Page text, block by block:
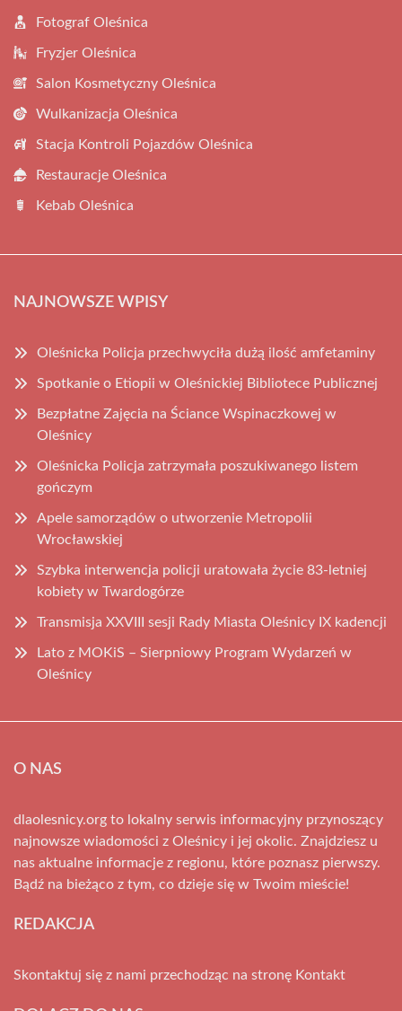
Fotograf Oleśnica
Fryzjer Oleśnica
Salon Kosmetyczny Oleśnica
Wulkanizacja Oleśnica
Stacja Kontroli Pojazdów Oleśnica
Restauracje Oleśnica
Kebab Oleśnica
NAJNOWSZE WPISY
Oleśnicka Policja przechwyciła dużą ilość amfetaminy
Spotkanie o Etiopii w Oleśnickiej Bibliotece Publicznej
Bezpłatne Zajęcia na Ściance Wspinaczkowej w
Oleśnicy
Oleśnicka Policja zatrzymała poszukiwanego listem
gończym
Apele samorządów o utworzenie Metropolii
Wrocławskiej
Szybka interwencja policji uratowała życie 83-letniej
kobiety w Twardogórze
Transmisja XXVIII sesji Rady Miasta Oleśnicy IX kadencji
Lato z MOKiS – Sierpniowy Program Wydarzeń w
Oleśnicy
O NAS
dlaolesnicy.org to lokalny serwis informacyjny przynoszący
najnowsze wiadomości z Oleśnicy i jej okolic. Znajdziesz u
nas aktualne informacje z regionu, które poznasz pierwszy.
Bądź na bieżąco z tym, co dzieje się w Twoim mieście!
REDAKCJA
Skontaktuj się z nami przechodząc na stronę Kontakt